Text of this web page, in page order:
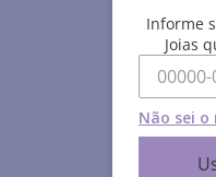
Informe
Joias
Não sei o